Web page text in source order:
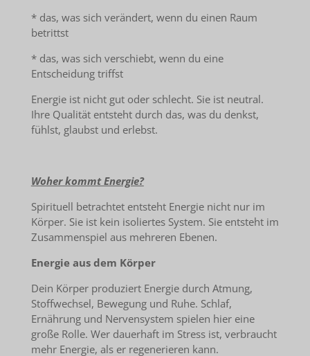
* das, was sich verändert, wenn du einen Raum
betrittst
* das, was sich verschiebt, wenn du eine
Entscheidung triffst
Energie ist nicht gut oder schlecht. Sie ist neutral.
Ihre Qualität entsteht durch das, was du denkst,
fühlst, glaubst und erlebst.
Woher kommt Energie?
Spirituell betrachtet entsteht Energie nicht nur im
Körper. Sie ist kein isoliertes System. Sie entsteht im
Zusammenspiel aus mehreren Ebenen.
Energie aus dem Körper
Dein Körper produziert Energie durch Atmung,
Stoffwechsel, Bewegung und Ruhe. Schlaf,
Ernährung und Nervensystem spielen hier eine
große Rolle. Wer dauerhaft im Stress ist, verbraucht
mehr Energie, als er regenerieren kann.